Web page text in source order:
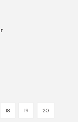
18 19 20